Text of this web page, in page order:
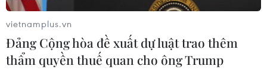
vietnamplus.vn
Đảng Cộng hòa đề xuất dự luật trao thêm
thẩm quyền thuế quan cho ông Trump